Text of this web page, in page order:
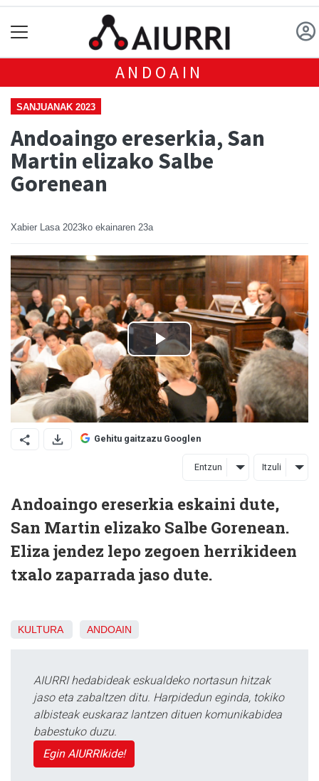
ANDOAIN
SANJUANAK 2023
Andoaingo ereserkia, San
Martin elizako Salbe
Gorenean
Xabier Lasa 2023ko ekainaren 23a
Gehitu gaitzazu Googlen
Entzun Itzuli
Andoaingo ereserkia eskaini dute,
San Martin elizako Salbe Gorenean.
Eliza jendez lepo zegoen herrikideen
txalo zaparrada jaso dute.
KULTURA ANDOAIN
AIURRI hedabideak eskualdeko nortasun hitzak
jaso eta zabaltzen ditu. Harpidedun eginda, tokiko
albisteak euskaraz lantzen dituen komunikabidea
babestuko duzu.
Egin AIURRIkide!